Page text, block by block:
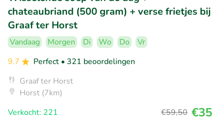
chateaubriand (500 gram) + verse frietjes bij
Graaf ter Horst
Vandaag Morgen Di Wo Do
Vr
9.7
Perfect • 321 beoordelingen
Graaf ter Horst
Horst (7km)
Verkocht: 221
€59,50 €35